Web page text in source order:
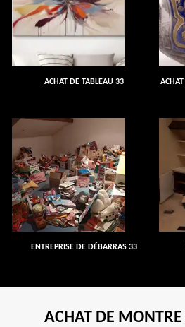
ACHAT DE TABLEAU 33
ACHAT
ENTREPRISE DE DÉBARRAS 33
ACHAT DE MONTRE